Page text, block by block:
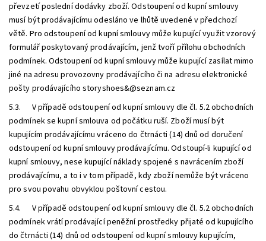
převzetí poslední dodávky zboží. Odstoupení od kupní smlouvy
musí být prodávajícímu odesláno ve lhůtě uvedené v předchozí
větě. Pro odstoupení od kupní smlouvy může kupující využit vzorový
formulář poskytovaný prodávajícím, jenž tvoří přílohu obchodních
podmínek. Odstoupení od kupní smlouvy může kupující zasílat mimo
jiné na adresu provozovny prodávajícího či na adresu elektronické
pošty prodávajícího storyshoes&@seznam.cz
5.3. V případě odstoupení od kupní smlouvy dle čl. 5.2 obchodních
podmínek se kupní smlouva od počátku ruší. Zboží musí být
kupujícím prodávajícímu vráceno do čtrnácti (14) dnů od doručení
odstoupení od kupní smlouvy prodávajícímu. Odstoupí-li kupující od
kupní smlouvy, nese kupující náklady spojené s navrácením zboží
prodávajícímu, a to i v tom případě, kdy zboží nemůže být vráceno
pro svou povahu obvyklou poštovní cestou.
5.4. V případě odstoupení od kupní smlouvy dle čl. 5.2 obchodních
podmínek vrátí prodávající peněžní prostředky přijaté od kupujícího
do čtrnácti (14) dnů od odstoupení od kupní smlouvy kupujícím,